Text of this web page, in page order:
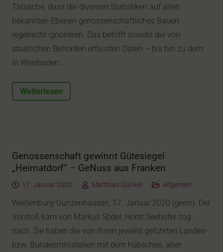
Tatsache, dass die diversen Statistiken auf allen
bekannten Ebenen genossenschaftliches Bauen
regelrecht ignorieren. Das betrifft sowohl die von
staatlichen Behörden erfassten Daten – bis hin zu dem
in Wiesbaden…
Weiterlesen
Genossenschaft gewinnt Gütesiegel
„Heimatdorf“ – GeNuss aus Franken
17. Januar 2020 Matthias Günkel Allgemein
Weißenburg-Gunzenhausen, 17. Januar 2020 (geno). Der
Vorstoß kam von Markus Söder, Horst Seehofer zog
nach. Sie haben die von ihnen jeweils geführten Landes-
bzw. Bundesministerien mit dem hübschen, aber